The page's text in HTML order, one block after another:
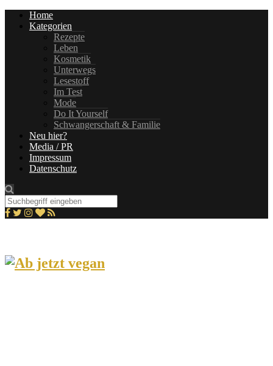
Home
Kategorien
Rezepte
Leben
Kosmetik
Unterwegs
Lesestoff
Im Test
Mode
Do It Yourself
Schwangerschaft & Familie
Neu hier?
Media / PR
Impressum
Datenschutz